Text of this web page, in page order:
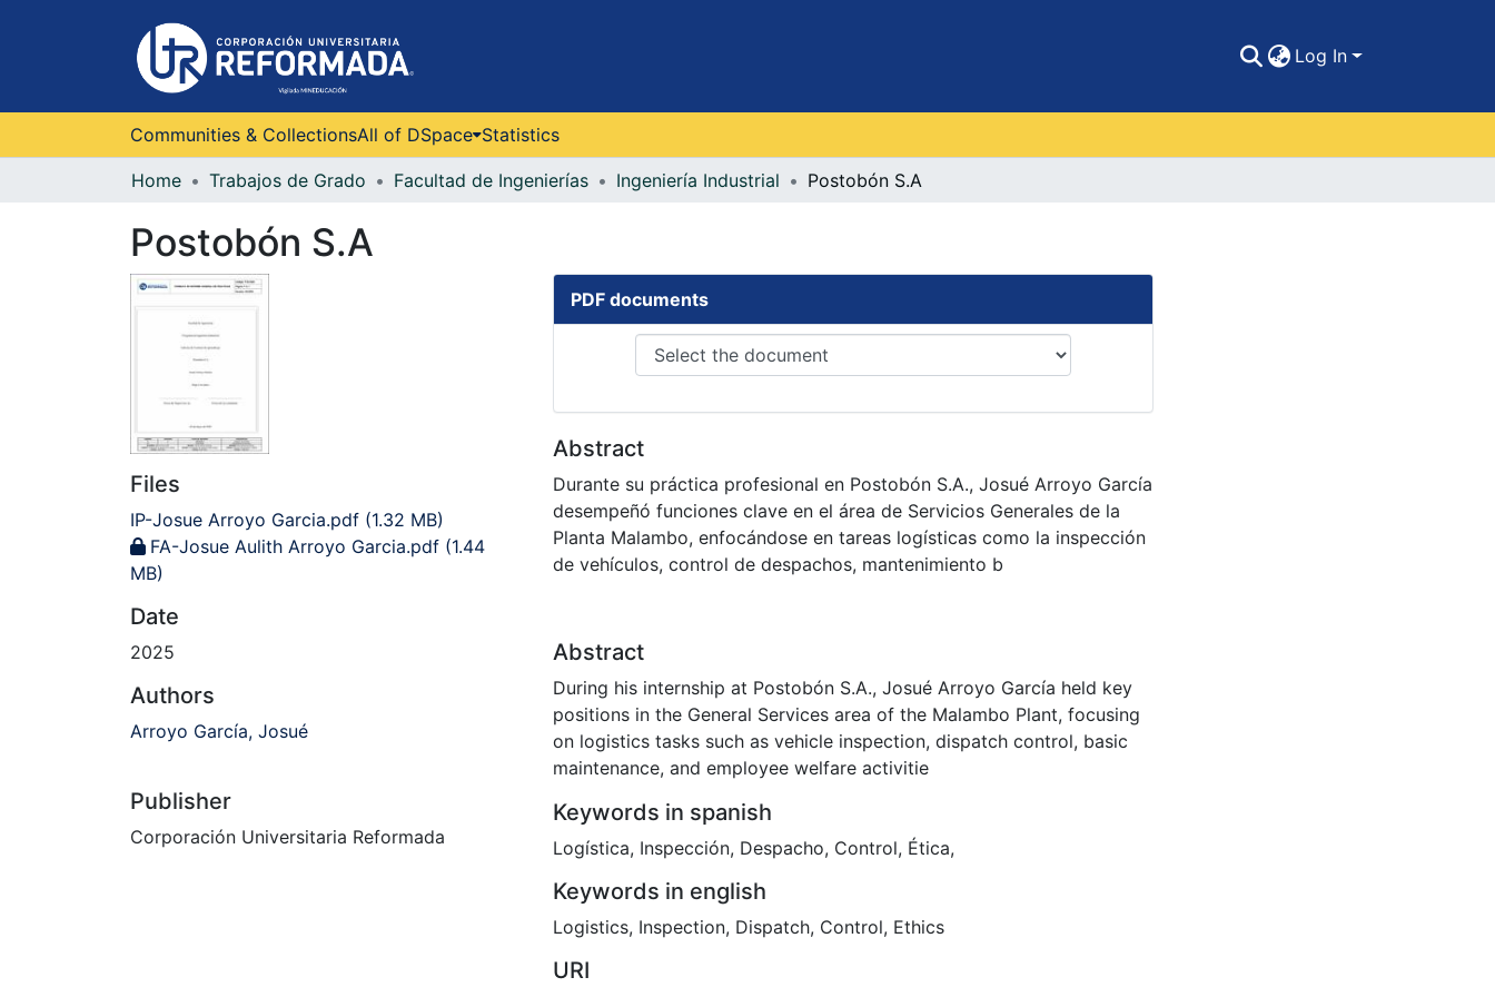
Log In
Communities & CollectionsAll of DSpace Statistics
Home Trabajos de Grado Facultad de Ingenierías Ingeniería Industrial Postobón S.A
Postobón S.A
Files
IP-Josue Arroyo Garcia.pdf (1.32 MB)
FA-Josue Aulith Arroyo Garcia.pdf (1.44
MB)
Date
2025
Authors
Arroyo García, Josué
Publisher
Corporación Universitaria Reformada
PDF documents
Abstract
Durante su práctica profesional en Postobón S.A., Josué Arroyo García
desempeñó funciones clave en el área de Servicios Generales de la
Planta Malambo, enfocándose en tareas logísticas como la inspección
de vehículos, control de despachos, mantenimiento b
Abstract
During his internship at Postobón S.A., Josué Arroyo García held key
positions in the General Services area of ​​the Malambo Plant, focusing
on logistics tasks such as vehicle inspection, dispatch control, basic
maintenance, and employee welfare activitie
Keywords in spanish
Logística, Inspección, Despacho, Control, Ética,
Keywords in english
Logistics, Inspection, Dispatch, Control, Ethics
URI